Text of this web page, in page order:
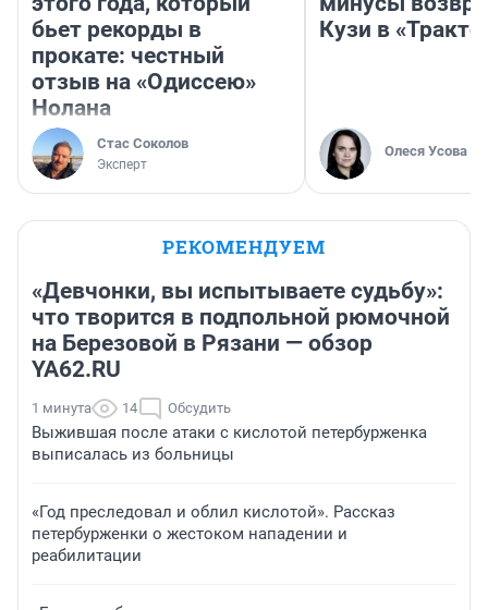
бьет рекорды в
прокате: честный
отзыв на «Одиссею»
Нолана
Стас Соколов
Эксперт
Кузи в
Олеся Усова
РЕКОМЕНДУЕМ
«Девчонки, вы испытываете судьбу»:
что творится в подпольной рюмочной
на Березовой в Рязани — обзор
YA62.RU
1 минута 14 Обсудить
Выжившая после атаки с кислотой петербурженка
выписалась из больницы
«Год преследовал и облил кислотой». Рассказ
петербурженки о жестоком нападении и
реабилитации